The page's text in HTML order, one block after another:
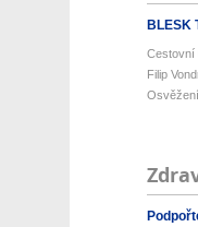
BLESK
Cestovní
Filip